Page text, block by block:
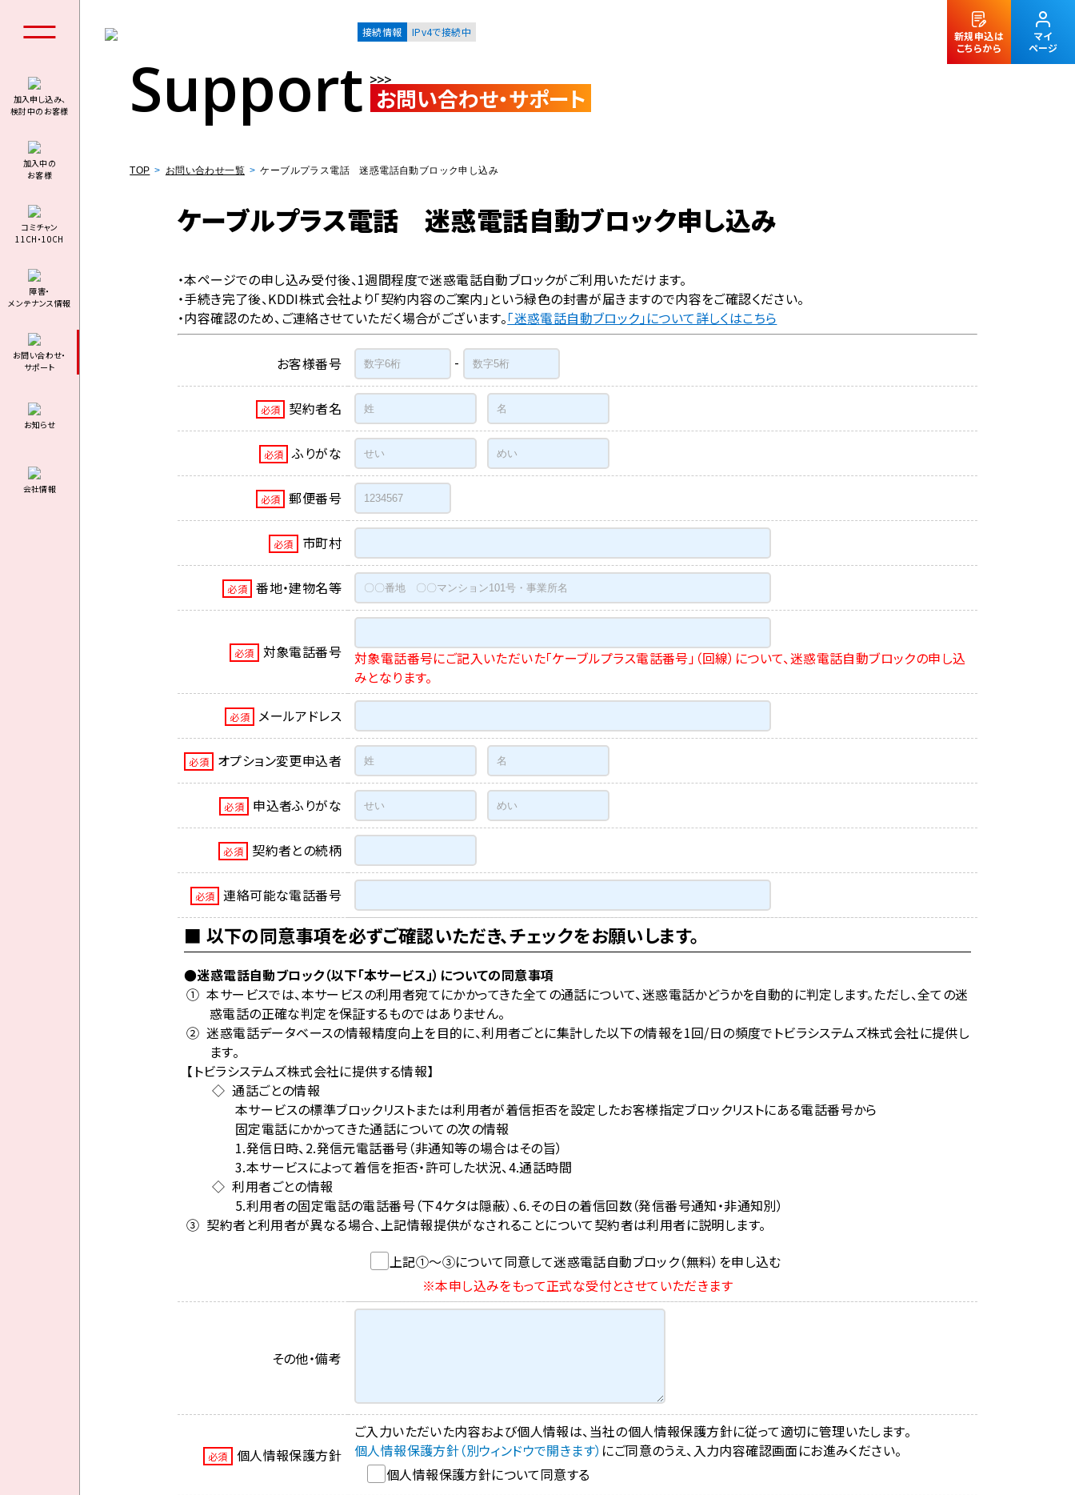
接続情報 IPv4で接続中
新規申込は
こちらから
マイ
ページ
加入申し込み、
検討中のお客様
加⼊中の
お客様
コミチャン
11CH・10CH
障害・
メンテナンス情報
お問い合わせ・
サポート
お知らせ
会社情報
Support お問い合わせ・サポート
TOP お問い合わせ一覧 ケーブルプラス電話 迷惑電話自動ブロック申し込み
ケーブルプラス電話 迷惑電話自動ブロック申し込み
・本ページでの申し込み受付後、1週間程度で迷惑電話自動ブロックがご利用いただけます。
・手続き完了後、KDDI株式会社より「契約内容のご案内」という緑色の封書が届きますので内容をご確認ください。
・内容確認のため、ご連絡させていただく場合がございます。「迷惑電話自動ブロック」について詳しくはこちら
お客様番号 -
必須 契約者名
必須 ふりがな
必須 郵便番号
必須 市町村
必須 番地・建物名等
必須 対象電話番号
対象電話番号にご記入いただいた「ケーブルプラス電話番号」（回線）について、迷惑電話自動ブロックの申し込
みとなります。
必須 メールアドレス
必須 オプション変更申込者
必須 申込者ふりがな
必須 契約者との続柄
必須 連絡可能な電話番号
以下の同意事項を必ずご確認いただき、チェックをお願いします。
●迷惑電話自動ブロック（以下「本サービス」）についての同意事項
① 本サービスでは、本サービスの利用者宛てにかかってきた全ての通話について、迷惑電話かどうかを自動的に判定します。ただし、全ての迷
惑電話の正確な判定を保証するものではありません。
② 迷惑電話データベースの情報精度向上を目的に、利用者ごとに集計した以下の情報を1回/日の頻度でトビラシステムズ株式会社に提供し
ます。
【トビラシステムズ株式会社に提供する情報】
◇ 通話ごとの情報
本サービスの標準ブロックリストまたは利用者が着信拒否を設定したお客様指定ブロックリストにある電話番号から
固定電話にかかってきた通話についての次の情報
1.発信日時、2.発信元電話番号（非通知等の場合はその旨）
3.本サービスによって着信を拒否・許可した状況、4.通話時間
◇ 利用者ごとの情報
5.利用者の固定電話の電話番号（下4ケタは隠蔽）、6.その日の着信回数（発信番号通知・非通知別）
③ 契約者と利用者が異なる場合、上記情報提供がなされることについて契約者は利用者に説明します。
上記①～③について同意して迷惑電話自動ブロック（無料）を申し込む
※本申し込みをもって正式な受付とさせていただきます
その他・備考
必須 個人情報保護方針
ご入力いただいた内容および個人情報は、当社の個人情報保護方針に従って適切に管理いたします。
個人情報保護方針（別ウィンドウで開きます） にご同意のうえ、入力内容確認画面にお進みください。
個人情報保護方針について同意する